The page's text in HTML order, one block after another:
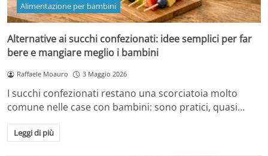
Alimentazione per bambini
Alternative ai succhi confezionati: idee semplici per far
bere e mangiare meglio i bambini
Raffaele Moauro 3 Maggio 2026
I succhi confezionati restano una scorciatoia molto
comune nelle case con bambini: sono pratici, quasi…
Leggi di più